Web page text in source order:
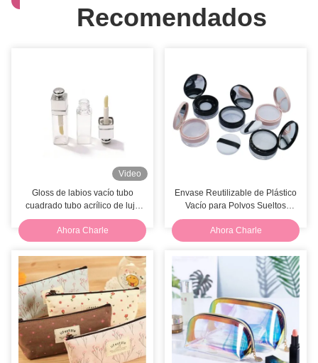
Recomendados
Video
Gloss de labios vacío tubo
cuadrado tubo acrílico de lujo
embalaje de brillo de labios de
marca privada embalaje de
cosméticos
Ahora Charle
Envase Reutilizable de Plástico
Vacío para Polvos Sueltos
Estuche DIY para Maquillaje
Ahora Charle